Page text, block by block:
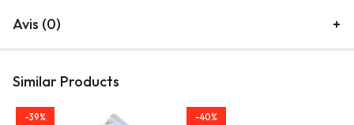
Avis (0)
Similar Products
-39% -40%